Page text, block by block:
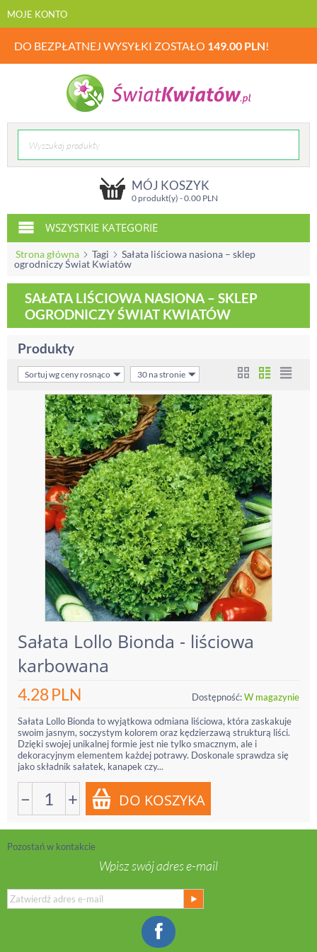
MOJE KONTO
DO BEZPŁATNEJ WYSYŁKI ZOSTAŁO 149.00 PLN!
MÓJ KOSZYK
0 produkt(y) -0.00PLN
WSZYSTKIE KATEGORIE
Strona główna Tagi
Sałata liściowa nasiona – sklep
ogrodniczy Świat Kwiatów
SAŁATA LIŚCIOWA NASIONA – SKLEP
OGRODNICZY ŚWIAT KWIATÓW
Produkty
Sortuj wg ceny rosnąco 30 na stronie
Sałata Lollo Bionda - liściowa
karbowana
4.28PLN Dostępność:W magazynie
Sałata Lollo Bionda to wyjątkowa odmiana liściowa, która zaskakuje
swoim jasnym, soczystym kolorem oraz kędzierzawą strukturą liści.
Dzięki swojej unikalnej formie jest nie tylko smacznym, ale i
dekoracyjnym elementem każdej potrawy. Doskonale sprawdza się
jako składnik sałatek, kanapek czy...
− +
Pozostań w kontakcie
Wpisz swój adres e-mail